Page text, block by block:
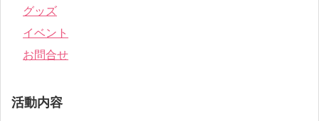
グッズ
イベント
お問合せ
活動内容